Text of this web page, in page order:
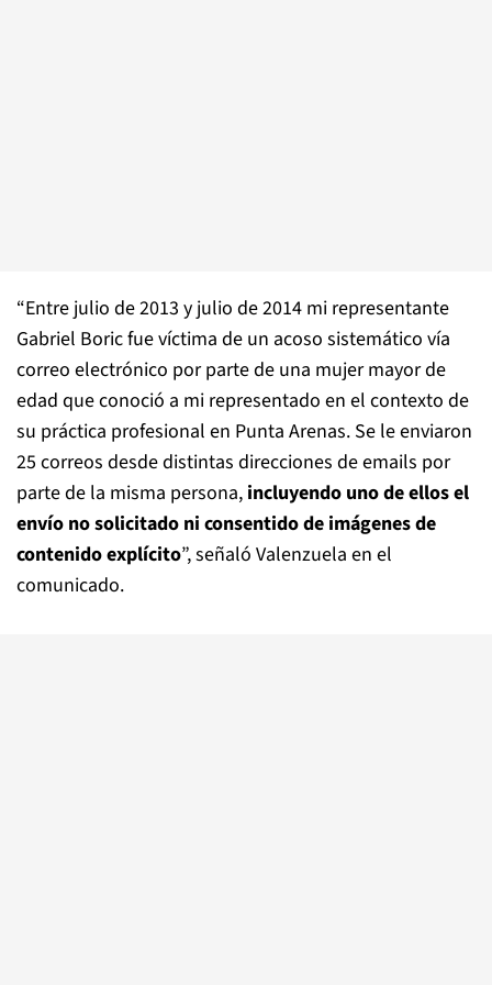
“Entre julio de 2013 y julio de 2014 mi representante
Gabriel Boric fue víctima de un acoso sistemático vía
correo electrónico por parte de una mujer mayor de
edad que conoció a mi representado en el contexto de
su práctica profesional en Punta Arenas. Se le enviaron
25 correos desde distintas direcciones de emails por
parte de la misma persona, incluyendo uno de ellos el
envío no solicitado ni consentido de imágenes de
contenido explícito”, señaló Valenzuela en el
comunicado.